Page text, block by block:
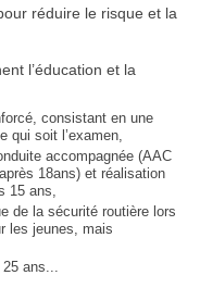
réduire le risque et la
l’éducation et la
consistant en une
qui soit l’examen,
accompagnée (AAC
18ans) et réalisation
15 ans,
de la sécurité routière lors
les jeunes, mais
25 ans...